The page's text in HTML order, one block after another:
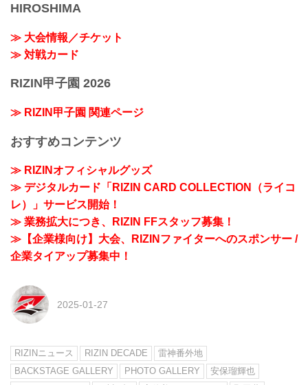
HIROSHIMA
≫ 大会情報／チケット
≫ 対戦カード
RIZIN甲子園 2026
≫ RIZIN甲子園 関連ページ
おすすめコンテンツ
≫ RIZINオフィシャルグッズ
≫ デジタルカード「RIZIN CARD COLLECTION（ライコ
レ）」サービス開始！
≫ 業務拡大につき、RIZIN FFスタッフ募集！
≫【企業様向け】大会、RIZINファイターへのスポンサー /
企業タイアップ募集中！
2025-01-27
RIZINニュース RIZIN DECADE
雷神番外地
BACKSTAGE GALLERY
PHOTO GALLERY
安保瑠輝也